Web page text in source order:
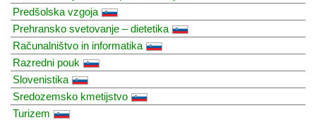
Predšolska vzgoja
Prehransko svetovanje – dietetika
Računalništvo in informatika
Razredni pouk
Slovenistika
Sredozemsko kmetijstvo
Turizem